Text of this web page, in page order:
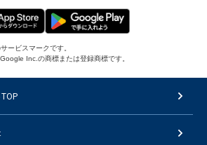
ービスマークです。
Inc.の商標または登録商標です。